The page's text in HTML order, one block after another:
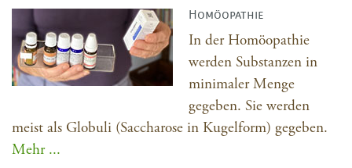
Homöopathie
In der Homöopathie
werden Substanzen in
minimaler Menge
gegeben. Sie werden
meist als Globuli (Saccharose in Kugelform) gegeben.
Mehr ...